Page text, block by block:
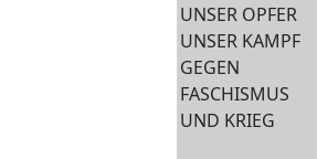
UNSER OPFER
UNSER KAMPF
GEGEN
FASCHISMUS
UND KRIEG